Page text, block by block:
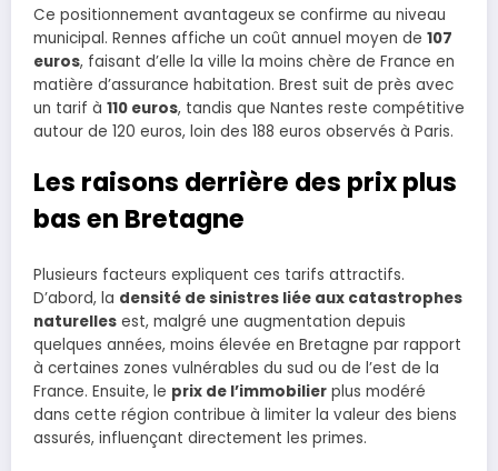
Ce positionnement avantageux se confirme au niveau
municipal. Rennes affiche un coût annuel moyen de 107
euros, faisant d’elle la ville la moins chère de France en
matière d’assurance habitation. Brest suit de près avec
un tarif à 110 euros, tandis que Nantes reste compétitive
autour de 120 euros, loin des 188 euros observés à Paris.
Les raisons derrière des prix plus
bas en Bretagne
Plusieurs facteurs expliquent ces tarifs attractifs.
D’abord, la densité de sinistres liée aux catastrophes
naturelles est, malgré une augmentation depuis
quelques années, moins élevée en Bretagne par rapport
à certaines zones vulnérables du sud ou de l’est de la
France. Ensuite, le prix de l’immobilier plus modéré
dans cette région contribue à limiter la valeur des biens
assurés, influençant directement les primes.